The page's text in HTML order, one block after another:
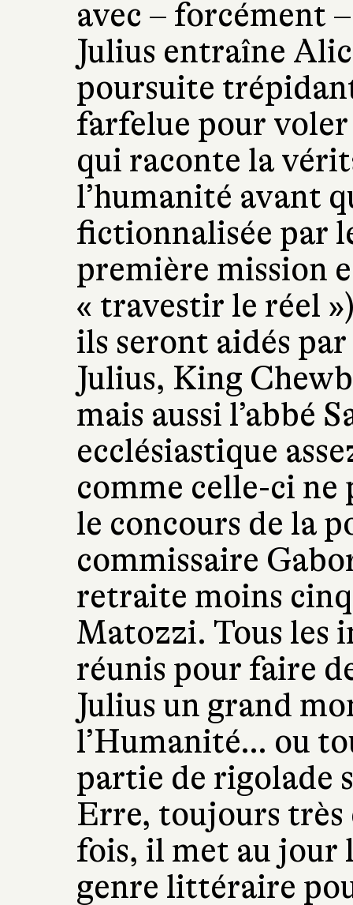
avec – forcément
Julius entraîne
poursuite
farfelue pour
qui raconte la
l’humanité avant
fictionnalisée par
première mission
« travestir le réel
ils seront aidés
Julius, King
mais aussi l’abbé
ecclésiastique
comme celle-ci
le concours de la
commissaire
retraite moins
Matozzi. Tous les
réunis pour faire
Julius un grand
l’Humanité… ou
partie de rigolade
Erre, toujours très
fois, il met au jour
genre littéraire